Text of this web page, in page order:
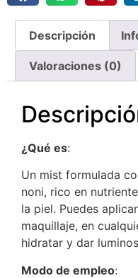
Descripción
Valoraciones (0)
¿Qué es:
Un mist formulada
noni, rico en
la piel. Puedes
maquillaje, en
hidratar y dar
Modo de empleo: